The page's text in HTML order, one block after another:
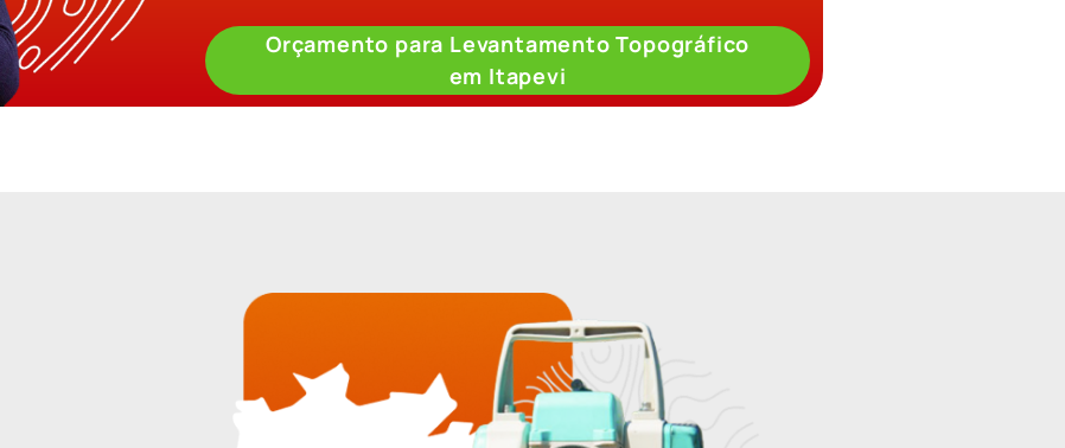
Orçamento para Levantamento Topográfico
em Itapevi